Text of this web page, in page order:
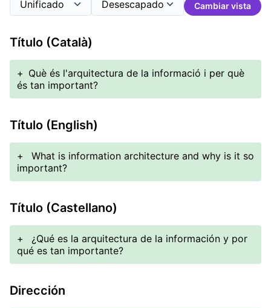
Cambiar vista
Título (Català)
+ Què és l'arquitectura de la informació i per què
és tan important?
Título (English)
+
What is information architecture and why is it so
important?
Título (Castellano)
+
¿Qué es la arquitectura de la información y por
qué es tan importante?
Dirección